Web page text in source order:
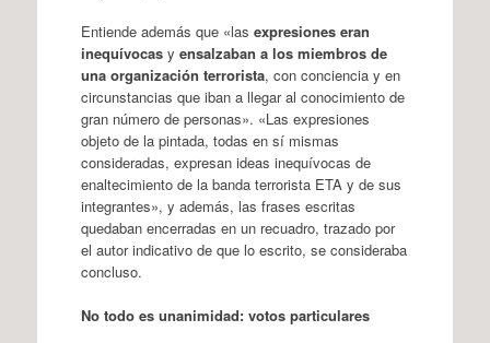
Entiende además que «las expresiones eran
inequívocasy ensalzaban a los miembros de
una organización terrorista, con conciencia y en
circunstancias que iban a llegar al conocimiento de
gran número de personas». «Las expresiones
objeto de la pintada, todas en sí mismas
consideradas, expresan ideas inequívocas de
enaltecimiento de la banda terrorista ETA y de sus
integrantes», y además, las frases escritas
quedaban encerradas en un recuadro, trazado por
el autor indicativo de que lo escrito, se consideraba
concluso.
No todo es unanimidad: votos particulares